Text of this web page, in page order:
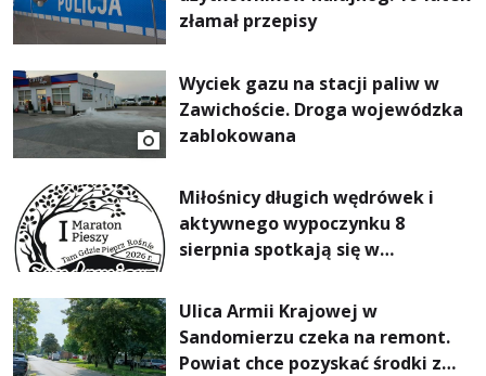
złamał przepisy
Wyciek gazu na stacji paliw w
Zawichoście. Droga wojewódzka
zablokowana
Miłośnicy długich wędrówek i
aktywnego wypoczynku 8
sierpnia spotkają się w
Pieszym „Tam Gdzie Pieprz
Rośnie”
Ulica Armii Krajowej w
Sandomierzu czeka na remont.
Powiat chce pozyskać środki z